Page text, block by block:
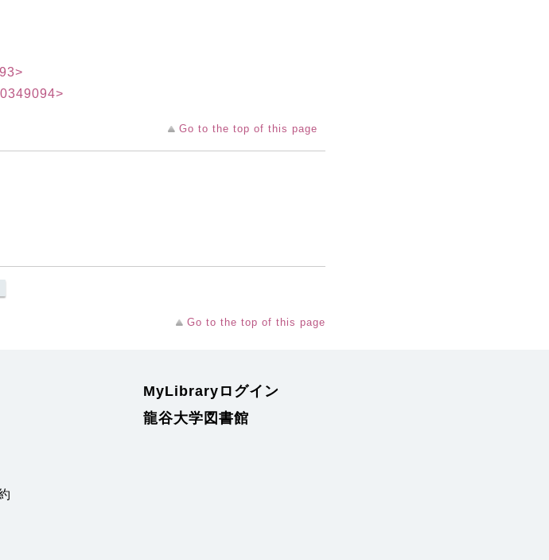
Go to the top of this page
Go to the top of this page
MyLibraryログイン
龍谷大学図書館